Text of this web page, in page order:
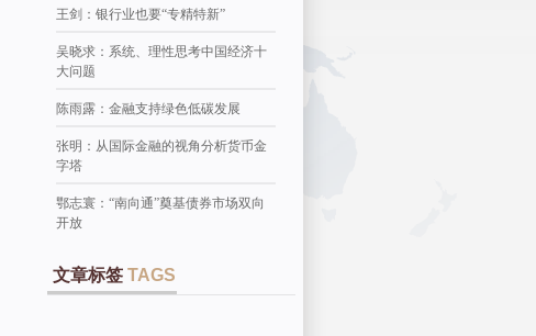
王剑：银行业也要“专精特新”
吴晓求：系统、理性思考中国经济十
大问题
陈雨露：金融支持绿色低碳发展
张明：从国际金融的视角分析货币金
字塔
鄂志寰：“南向通”奠基债券市场双向
开放
文章标签 TAGS